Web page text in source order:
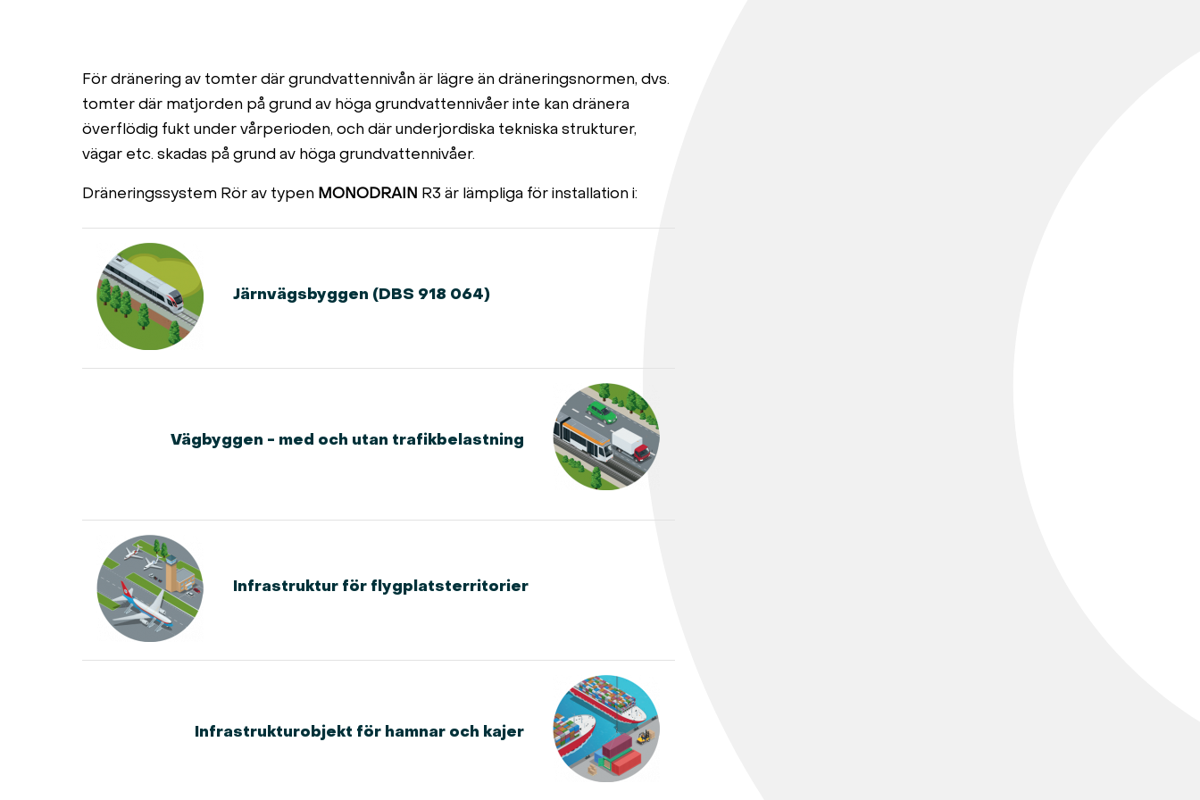
För dränering av tomter där grundvattennivån är lägre än dräneringsnormen, dvs.
tomter där matjorden på grund av höga grundvattennivåer inte kan dränera
överflödig fukt under vårperioden, och där underjordiska tekniska strukturer,
vägar etc. skadas på grund av höga grundvattennivåer.
Dräneringssystem Rör av typen MONODRAIN R3 är lämpliga för installation i:
Järnvägsbyggen (DBS 918 064)
Vägbyggen - med och utan trafikbelastning
Infrastruktur för flygplatsterritorier
Infrastrukturobjekt för hamnar och kajer